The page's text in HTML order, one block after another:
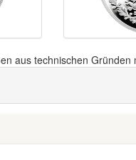
aus technischen